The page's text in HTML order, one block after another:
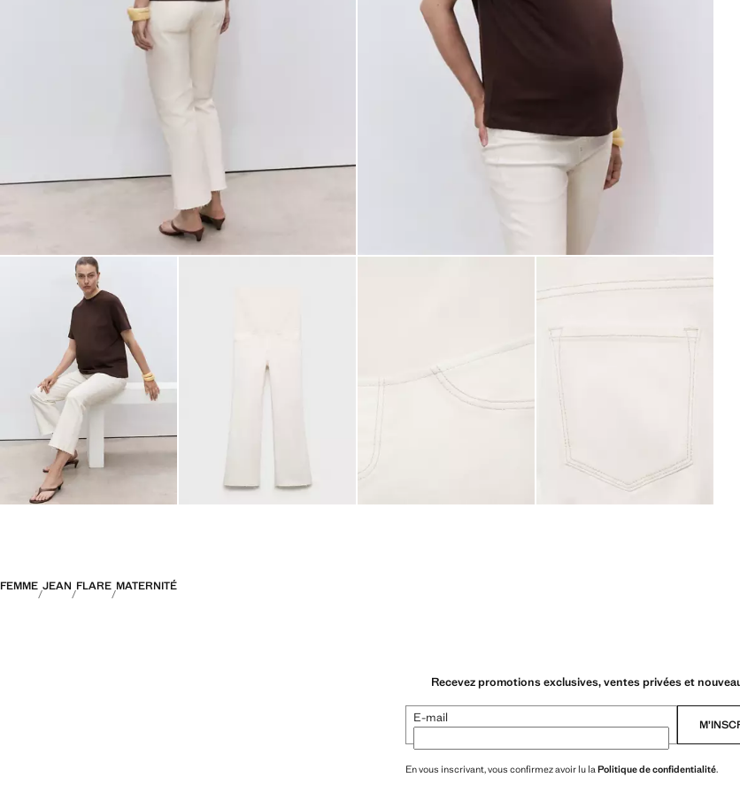
FEMME JEAN FLARE MATERNITÉ
Recevez promotions exclusives, ventes privées et
E-mail
En vous inscrivant, vous confirmez avoir lu laPolitique de confidentialité.